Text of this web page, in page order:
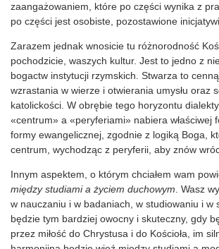
zaangażowaniem, które po części wynika z
po części jest osobiste, pozostawione
Zarazem jednak wnosicie tu różnorodność
pochodzicie, waszych kultur. Jest to jedno z
bogactw instytucji rzymskich. Stwarza to
wzrastania w wierze i otwierania umysłu oraz
katolickości. W obrębie tego horyzontu
«centrum» a «peryferiami» nabiera właściwej
formy ewangelicznej, zgodnie z logiką Boga,
centrum, wychodząc z peryferii, aby znów
Innym aspektem, o którym chciałem wam
między studiami a życiem duchowym . Wasz
w nauczaniu i w badaniach, w studiowaniu i w
będzie tym bardziej owocny i skuteczny, gdy
przez miłość do Chrystusa i do Kościoła, im